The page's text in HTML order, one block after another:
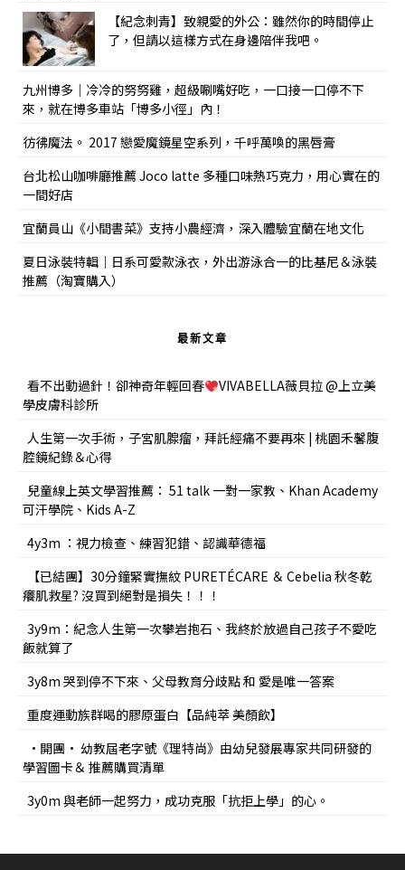
【紀念刺青】致親愛的外公：雖然你的時間停止
了，但請以這樣方式在身邊陪伴我吧。
九州博多｜冷冷的努努雞，超級唰嘴好吃，一口接一口停不下
來，就在博多車站「博多小徑」內！
彷彿魔法。 2017 戀愛魔鏡星空系列，千呼萬喚的黑唇膏
台北松山咖啡廳推薦 Joco latte 多種口味熱巧克力，用心實在的
一間好店
宜蘭員山《小間書菜》支持小農經濟，深入體驗宜蘭在地文化
夏日泳裝特輯｜日系可愛款泳衣，外出游泳合一的比基尼＆泳裝
推薦（淘寶購入）
最新文章
看不出動過針！卻神奇年輕回春
VIVABELLA薇貝拉 @上立美
學皮膚科診所
人生第一次手術，子宮肌腺瘤，拜託經痛不要再來 | 桃園禾馨腹
腔鏡紀錄＆心得
兒童線上英文學習推薦： 51 talk 一對一家教、Khan Academy
可汗學院、Kids A-Z
4y3m ：視力檢查、練習犯錯、認識華德福
【已結團】30分鐘緊實撫紋 PURETÉCARE ＆ Cebelia 秋冬乾
癢肌救星? 沒買到絕對是損失！！！
3y9m：紀念人生第一次攀岩抱石、我終於放過自己孩子不愛吃
飯就算了
3y8m 哭到停不下來、父母教育分歧點 和 愛是唯一答案
重度運動族群喝的膠原蛋白【品純萃 美顏飲】
•開團• 幼教屆老字號《理特尚》由幼兒發展專家共同研發的
學習圖卡＆ 推薦購買清單
3y0m 與老師一起努力，成功克服「抗拒上學」的心。